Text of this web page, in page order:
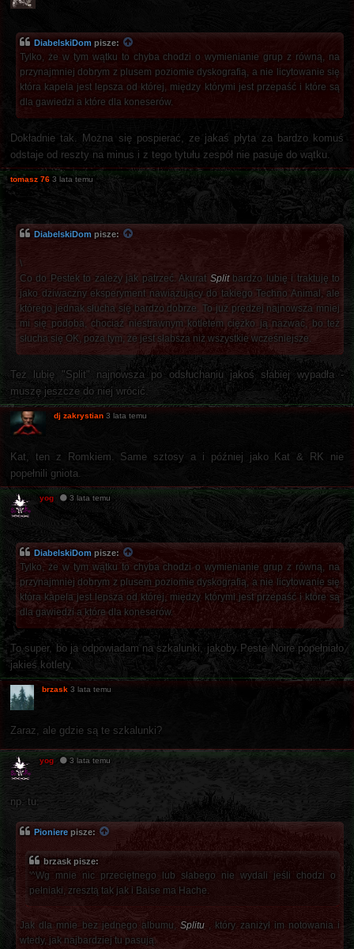
DiabelskiDom pisze:
Tylko, że w tym wątku to chyba chodzi o wymienianie grup z równą, na
przynajmniej dobrym z plusem poziomie dyskografią, a nie licytowanie się
która kapela jest lepsza od której, między którymi jest przepaść i które są
dla gawiedzi a które dla koneserów.
Dokładnie tak. Można się pospierać, ze jakaś płyta za bardzo komuś
odstaje od reszty na minus i z tego tytułu zespół nie pasuje do wątku.
tomasz 76 3 lata temu
DiabelskiDom pisze:
\
Co do Pestek to zależy jak patrzeć. Akurat Splitbardzo lubię i traktuję to
jako dziwaczny eksperyment nawiązujący do takiego Techno Animal, ale
którego jednak słucha się bardzo dobrze. To już prędzej najnowsza mniej
mi się podoba, chociaż niestrawnym kotletem ciężko ją nazwać, bo też
słucha się OK, poza tym, że jest słabsza niż wszystkie wcześniejsze.
Też lubię "Split" najnowsza po odsłuchaniu jakoś słabiej wypadła -
muszę jeszcze do niej wrócić.
dj zakrystian 3 lata temu
Kat, ten z Romkiem. Same sztosy a i później jako Kat & RK nie
popełnili gniota.
yog 3 lata temu
DiabelskiDompisze:
Tylko, że w tym wątku to chyba chodzi o wymienianie grup z równą, na
przynajmniej dobrym z plusem poziomie dyskografią, a nie licytowanie się
która kapela jest lepsza od której, między którymi jest przepaść i które są
dla gawiedzi a które dla koneserów.
To super, bo ja odpowiadam na szkalunki, jakoby Peste Noire popełniało
jakieś kotlety.
brzask 3 lata temu
Zaraz, ale gdzie są te szkalunki?
yog 3 lata temu
np. tu:
Pionierepisze:
brzask pisze:
'^Wg mnie nic przeciętnego lub słabego nie wydali jeśli chodzi o
pełniaki, zresztą tak jak i Baise ma Hache.
Jak dla mnie bez jednego albumu, Splitu , który zaniżył im notowania i
wtedy, jak najbardziej tu pasują.